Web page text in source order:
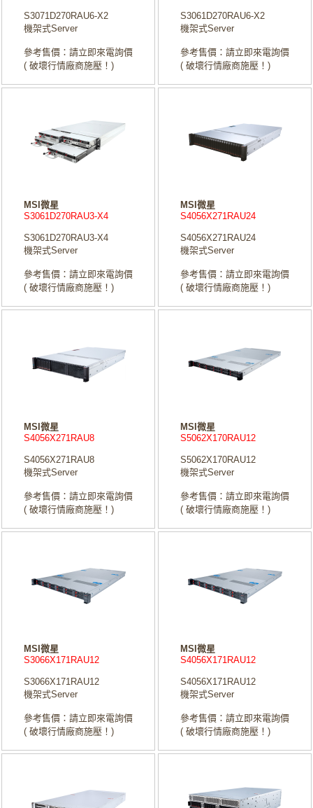
S3071D270RAU6-X2
機架式Server
參考售價：請立即來電詢價
( 破壞行情廠商施壓！)
S3061D270RAU6-X2
機架式Server
參考售價：請立即來電詢價
( 破壞行情廠商施壓！)
MSI微星
S3061D270RAU3-X4
S3061D270RAU3-X4
機架式Server
參考售價：請立即來電詢價
( 破壞行情廠商施壓！)
MSI微星
S4056X271RAU24
S4056X271RAU24
機架式Server
參考售價：請立即來電詢價
( 破壞行情廠商施壓！)
MSI微星
S4056X271RAU8
S4056X271RAU8
機架式Server
參考售價：請立即來電詢價
( 破壞行情廠商施壓！)
MSI微星
S5062X170RAU12
S5062X170RAU12
機架式Server
參考售價：請立即來電詢價
( 破壞行情廠商施壓！)
MSI微星
S3066X171RAU12
S3066X171RAU12
機架式Server
參考售價：請立即來電詢價
( 破壞行情廠商施壓！)
MSI微星
S4056X171RAU12
S4056X171RAU12
機架式Server
參考售價：請立即來電詢價
( 破壞行情廠商施壓！)